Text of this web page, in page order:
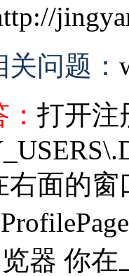
关问题：
打开注
右面的窗
器 你